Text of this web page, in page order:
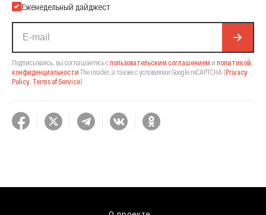
Еженедельный дайджест
Подписываясь, вы соглашаетесь спользовательским соглашением и политикой
конфиденциальности The Insider, а также с условиями Google reCAPTCHA (Privacy
Policy, Terms of Service).